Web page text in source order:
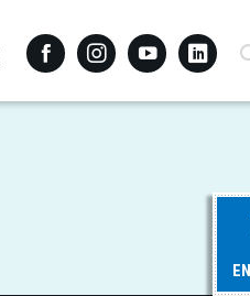
FacebookInstagramYoutubeLinkedin